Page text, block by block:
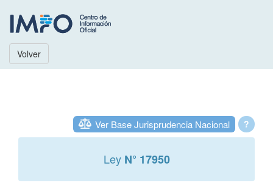
Volver
?
Ver Base Jurisprudencia Nacional
Ley N° 17950